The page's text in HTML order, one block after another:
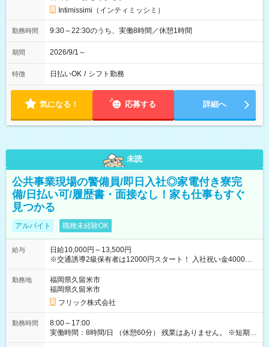
Intimissimi（インティミッシミ）
勤務時間 9:30～22:30のうち、実働8時間／休憩1時間
期間 2026/9/1～
特徴 日払いOK / シフト勤務
気になる！ 応募する 詳細へ
未読
公共事業現場の警備員/即日入社◎家電付き寮完
備/日払い可/履歴書・面接なし！家も仕事もすぐ
見つかる
アルバイト 職種未経験OK
給与
日給10,000円～13,500円
※交通誘導2級保有者は12000円スタート！ 入社祝い金4000円
【試用期間】試用期間なし
勤務地
福岡県久留米市
福岡県久留米市
フリック株式会社
勤務時間
8:00～17:00
実働時間：8時間/日 （休憩60分） 残業はありません。 ※短期の
募集は行っておりません。予めご了承くださいませ。